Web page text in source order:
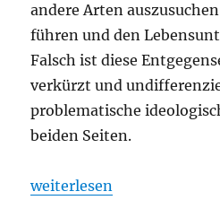
andere Arten
führen und den
Falsch ist diese
verkürzt und
problematische
beiden Seiten.
„Sklaverei ist nicht
weiterlesen